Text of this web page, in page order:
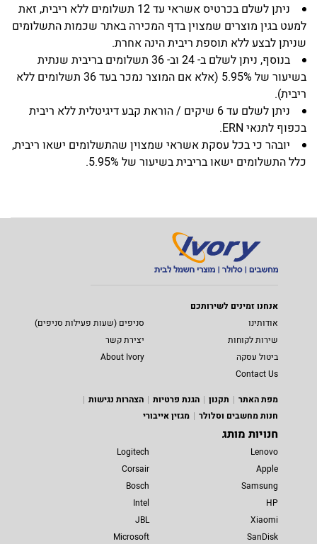
ניתן לשלם בכרטיס אשראי עד 12 תשלומים ללא ריבית, זאת
למעט בגין מוצרים שמצוין בדף המכירה באתר שכמות התשלומים
שניתן לבצע ללא תוספת ריבית הינה אחרת.
בנוסף, ניתן לשלם ב- 24 וב- 36 תשלומים בריבית שנתית
בשיעור של 5.95% (אלא אם המוצר נמכר בעד 36 תשלומים ללא
ריבית).
ניתן לשלם עד 6 שיקים / הוראת קבע דיגיטלית ללא ריבית
בכפוף לתנאי ERN.
יובהר כי בכל עסקת אשראי שמצוין שהתשלומים ישאו ריבית,
כלל התשלומים ישאו בריבית בשיעור של 5.95%.
אנחנו זמינים לשירותכם
אודותינו
סניפים (שעות פעילות סניפים)
שירות לקוחות
יצירת קשר
ביטול עסקה
About Ivory
Contact Us
מפת האתר
תקנון הגנת פרטיות
הצהרות נגישות
חנות מחשבים וסלולר
מגזין אייבורי
חנויות מותג
Lenovo
Apple
Samsung
HP
Xiaomi
SanDisk
Logitech
Corsair
Bosch
Intel
JBL
Microsoft